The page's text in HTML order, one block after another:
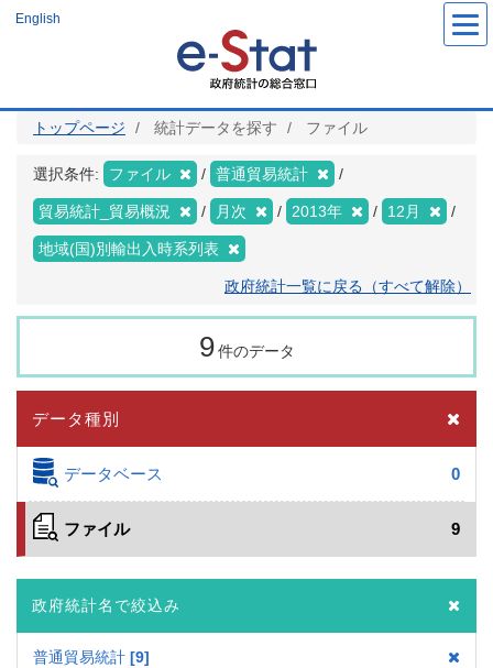
ツ
English
トップページ 統計データを探す ファイル
選択条件: ファイル 普通貿易統計
貿易統計_貿易概況 月次 2013年 12月
地域(国)別輸出入時系列表
政府統計一覧に戻る（すべて解除）
9 件のデータ
データ種別
データベース 0
ファイル 9
政府統計名で絞込み
普通貿易統計 9